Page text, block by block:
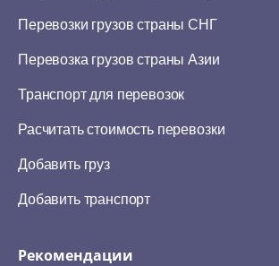
Перевозки грузов страны СНГ
Перевозка грузов страны Азии
Транспорт для перевозок
Расчитать стоимость перевозки
Добавить груз
Добавить транспорт
Рекомендации